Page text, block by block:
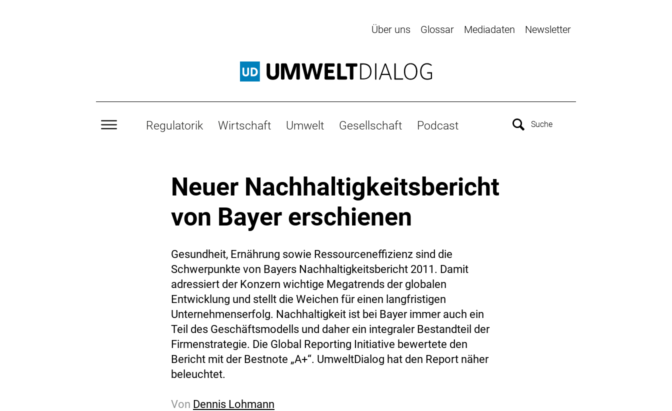
Über uns Glossar Mediadaten Newsletter
Regulatorik Wirtschaft Umwelt Gesellschaft Podcast
Neuer Nachhaltigkeitsbericht
von Bayer erschienen
Gesundheit, Ernährung sowie Ressourceneffizienz sind die
Schwerpunkte von Bayers Nachhaltigkeitsbericht 2011. Damit
adressiert der Konzern wichtige Megatrends der globalen
Entwicklung und stellt die Weichen für einen langfristigen
Unternehmenserfolg. Nachhaltigkeit ist bei Bayer immer auch ein
Teil des Geschäftsmodells und daher ein integraler Bestandteil der
Firmenstrategie. Die Global Reporting Initiative bewertete den
Bericht mit der Bestnote „A+“. UmweltDialog hat den Report näher
beleuchtet.
Von Dennis Lohmann